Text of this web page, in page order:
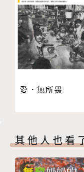
經由將「期待」分
和自我內部期待（
了四種人格傾向：
‧ 自律者
‧ 質疑者
待
‧ 叛逆者Rebel：
特定期待
愛．無所畏
其他人也看